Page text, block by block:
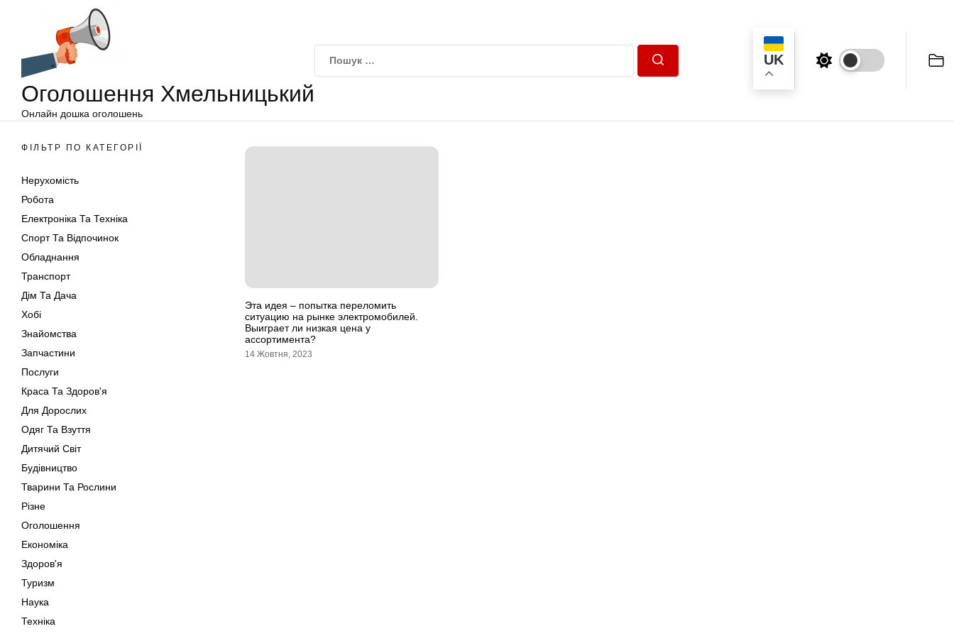
Оголошення Хмельницький
Онлайн дошка оголошень
UK
ФІЛЬТР ПО КАТЕГОРІЇ
Нерухомість
Робота
Електроніка Та Техніка
Спорт Та Відпочинок
Обладнання
Транспорт
Дім Та Дача
Хобі
Знайомства
Запчастини
Послуги
Краса Та Здоров'я
Для Дорослих
Одяг Та Взуття
Дитячий Світ
Будівництво
Тварини Та Рослини
Різне
Оголошення
Економіка
Здоров'я
Туризм
Наука
Техніка
Эта идея – попытка переломить
ситуацию на рынке электромобилей.
Выиграет ли низкая цена у
ассортимента?
14 Жовтня, 2023